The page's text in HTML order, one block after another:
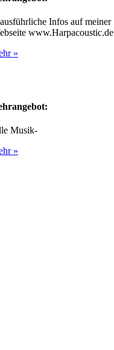
Infos auf meiner
www.Harpacoustic.de
»
Musik-
»